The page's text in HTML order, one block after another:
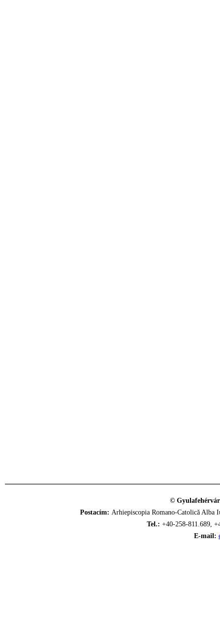
©
Postacím: Arhiepiscopia Romano-Catolică
Tel.: +40-258-811.689,
E-mail: